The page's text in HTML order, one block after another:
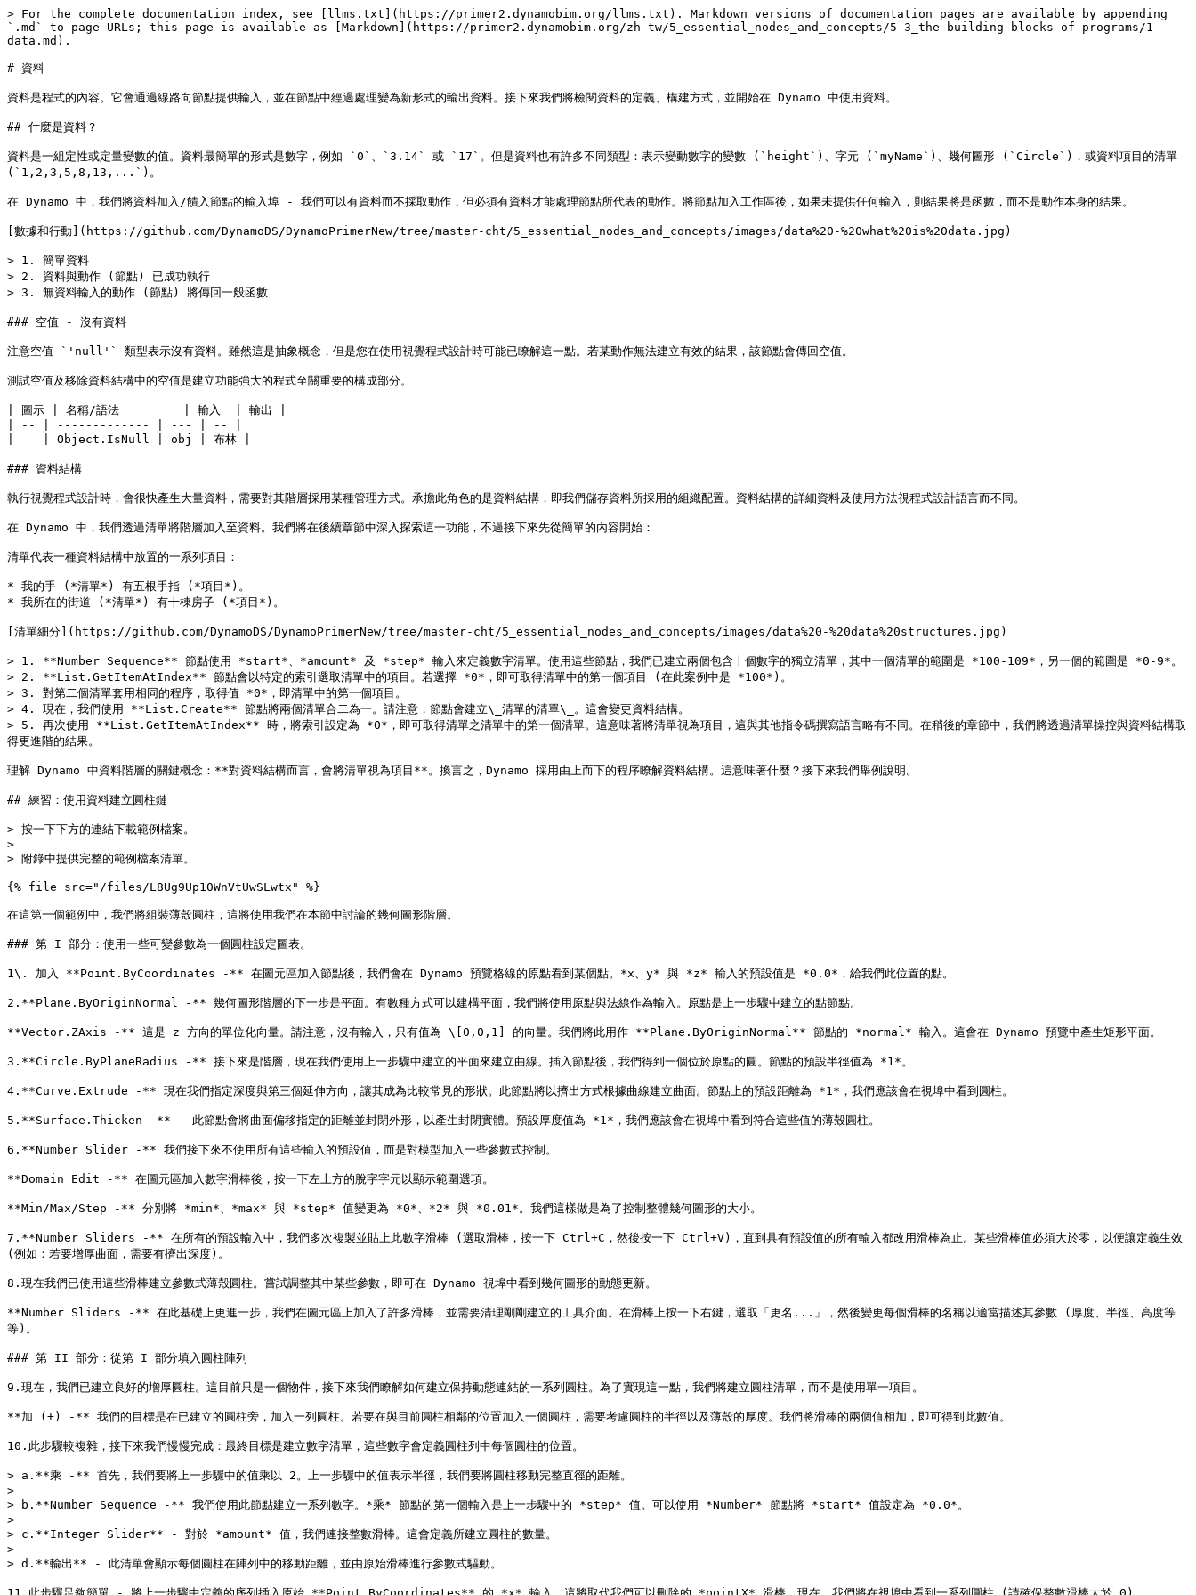
> For the complete documentation index, see [llms.txt](https://primer2.dynamobim.org/llms.txt). Markdown versions of documentation pages are available by appending
`.md` to page URLs; this page is available as [Markdown](https://primer2.dynamobim.org/zh-tw/5_essential_nodes_and_concepts/5-3_the-building-blocks-of-programs/1-
data.md).
# 資料
資料是程式的內容。它會通過線路向節點提供輸入，並在節點中經過處理變為新形式的輸出資料。接下來我們將檢閱資料的定義、構建方式，並開始在 Dynamo 中使用資料。
## 什麼是資料？
資料是一組定性或定量變數的值。資料最簡單的形式是數字，例如 `0`、`3.14` 或 `17`。但是資料也有許多不同類型：表示變動數字的變數 (`height`)、字元 (`myName`)、幾何圖形 (`Circle`)，或資料項目的清單
(`1,2,3,5,8,13,...`)。
在 Dynamo 中，我們將資料加入/饋入節點的輸入埠 - 我們可以有資料而不採取動作，但必須有資料才能處理節點所代表的動作。將節點加入工作區後，如果未提供任何輸入，則結果將是函數，而不是動作本身的結果。
[數據和行動](https://github.com/DynamoDS/DynamoPrimerNew/tree/master-cht/5_essential_nodes_and_concepts/images/data%20-%20what%20is%20data.jpg)
> 1. 簡單資料
> 2. 資料與動作 (節點) 已成功執行
> 3. 無資料輸入的動作 (節點) 將傳回一般函數
### 空值 - 沒有資料
注意空值 `'null'` 類型表示沒有資料。雖然這是抽象概念，但是您在使用視覺程式設計時可能已瞭解這一點。若某動作無法建立有效的結果，該節點會傳回空值。
測試空值及移除資料結構中的空值是建立功能強大的程式至關重要的構成部分。
| 圖示 | 名稱/語法         | 輸入  | 輸出 |
| -- | ------------- | --- | -- |
|    | Object.IsNull | obj | 布林 |
### 資料結構
執行視覺程式設計時，會很快產生大量資料，需要對其階層採用某種管理方式。承擔此角色的是資料結構，即我們儲存資料所採用的組織配置。資料結構的詳細資料及使用方法視程式設計語言而不同。
在 Dynamo 中，我們透過清單將階層加入至資料。我們將在後續章節中深入探索這一功能，不過接下來先從簡單的內容開始：
清單代表一種資料結構中放置的一系列項目：
* 我的手 (*清單*) 有五根手指 (*項目*)。
* 我所在的街道 (*清單*) 有十棟房子 (*項目*)。
[清單細分](https://github.com/DynamoDS/DynamoPrimerNew/tree/master-cht/5_essential_nodes_and_concepts/images/data%20-%20data%20structures.jpg)
> 1. **Number Sequence** 節點使用 *start*、*amount* 及 *step* 輸入來定義數字清單。使用這些節點，我們已建立兩個包含十個數字的獨立清單，其中一個清單的範圍是 *100-109*，另一個的範圍是 *0-9*。
> 2. **List.GetItemAtIndex** 節點會以特定的索引選取清單中的項目。若選擇 *0*，即可取得清單中的第一個項目 (在此案例中是 *100*)。
> 3. 對第二個清單套用相同的程序，取得值 *0*，即清單中的第一個項目。
> 4. 現在，我們使用 **List.Create** 節點將兩個清單合二為一。請注意，節點會建立\_清單的清單\_。這會變更資料結構。
> 5. 再次使用 **List.GetItemAtIndex** 時，將索引設定為 *0*，即可取得清單之清單中的第一個清單。這意味著將清單視為項目，這與其他指令碼撰寫語言略有不同。在稍後的章節中，我們將透過清單操控與資料結構取
得更進階的結果。
理解 Dynamo 中資料階層的關鍵概念：**對資料結構而言，會將清單視為項目**。換言之，Dynamo 採用由上而下的程序瞭解資料結構。這意味著什麼？接下來我們舉例說明。
## 練習：使用資料建立圓柱鏈
> 按一下下方的連結下載範例檔案。
>
> 附錄中提供完整的範例檔案清單。
{% file src="/files/L8Ug9Up10WnVtUwSLwtx" %}
在這第一個範例中，我們將組裝薄殼圓柱，這將使用我們在本節中討論的幾何圖形階層。
### 第 I 部分：使用一些可變參數為一個圓柱設定圖表。
1\. 加入 **Point.ByCoordinates -** 在圖元區加入節點後，我們會在 Dynamo 預覽格線的原點看到某個點。*x、y* 與 *z* 輸入的預設值是 *0.0*，給我們此位置的點。
2.**Plane.ByOriginNormal -** 幾何圖形階層的下一步是平面。有數種方式可以建構平面，我們將使用原點與法線作為輸入。原點是上一步驟中建立的點節點。
**Vector.ZAxis -** 這是 z 方向的單位化向量。請注意，沒有輸入，只有值為 \[0,0,1] 的向量。我們將此用作 **Plane.ByOriginNormal** 節點的 *normal* 輸入。這會在 Dynamo 預覽中產生矩形平面。
3.**Circle.ByPlaneRadius -** 接下來是階層，現在我們使用上一步驟中建立的平面來建立曲線。插入節點後，我們得到一個位於原點的圓。節點的預設半徑值為 *1*。
4.**Curve.Extrude -** 現在我們指定深度與第三個延伸方向，讓其成為比較常見的形狀。此節點將以擠出方式根據曲線建立曲面。節點上的預設距離為 *1*，我們應該會在視埠中看到圓柱。
5.**Surface.Thicken -** - 此節點會將曲面偏移指定的距離並封閉外形，以產生封閉實體。預設厚度值為 *1*，我們應該會在視埠中看到符合這些值的薄殼圓柱。
6.**Number Slider -** 我們接下來不使用所有這些輸入的預設值，而是對模型加入一些參數式控制。
**Domain Edit -** 在圖元區加入數字滑棒後，按一下左上方的脫字字元以顯示範圍選項。
**Min/Max/Step -** 分別將 *min*、*max* 與 *step* 值變更為 *0*、*2* 與 *0.01*。我們這樣做是為了控制整體幾何圖形的大小。
7.**Number Sliders -** 在所有的預設輸入中，我們多次複製並貼上此數字滑棒 (選取滑棒，按一下 Ctrl+C，然後按一下 Ctrl+V)，直到具有預設值的所有輸入都改用滑棒為止。某些滑棒值必須大於零，以便讓定義生效
(例如：若要增厚曲面，需要有擠出深度)。
8.現在我們已使用這些滑棒建立參數式薄殼圓柱。嘗試調整其中某些參數，即可在 Dynamo 視埠中看到幾何圖形的動態更新。
**Number Sliders -** 在此基礎上更進一步，我們在圖元區上加入了許多滑棒，並需要清理剛剛建立的工具介面。在滑棒上按一下右鍵，選取「更名...」，然後變更每個滑棒的名稱以適當描述其參數 (厚度、半徑、高度等
等)。
### 第 II 部分：從第 I 部分填入圓柱陣列
9.現在，我們已建立良好的增厚圓柱。這目前只是一個物件，接下來我們瞭解如何建立保持動態連結的一系列圓柱。為了實現這一點，我們將建立圓柱清單，而不是使用單一項目。
**加 (+) -** 我們的目標是在已建立的圓柱旁，加入一列圓柱。若要在與目前圓柱相鄰的位置加入一個圓柱，需要考慮圓柱的半徑以及薄殼的厚度。我們將滑棒的兩個值相加，即可得到此數值。
10.此步驟較複雜，接下來我們慢慢完成：最終目標是建立數字清單，這些數字會定義圓柱列中每個圓柱的位置。
> a.**乘 -** 首先，我們要將上一步驟中的值乘以 2。上一步驟中的值表示半徑，我們要將圓柱移動完整直徑的距離。
>
> b.**Number Sequence -** 我們使用此節點建立一系列數字。*乘* 節點的第一個輸入是上一步驟中的 *step* 值。可以使用 *Number* 節點將 *start* 值設定為 *0.0*。
>
> c.**Integer Slider** - 對於 *amount* 值，我們連接整數滑棒。這會定義所建立圓柱的數量。
>
> d.**輸出** - 此清單會顯示每個圓柱在陣列中的移動距離，並由原始滑棒進行參數式驅動。